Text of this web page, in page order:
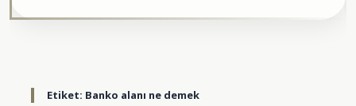
Etiket: Banko alanı ne demek